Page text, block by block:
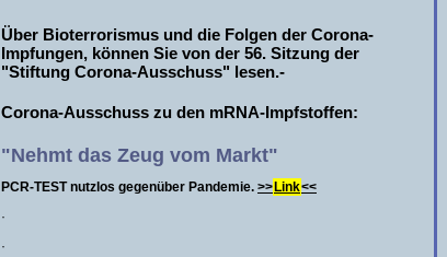
Über Bioterrorismus und die Folgen der Corona-
Impfungen, können Sie von der 56. Sitzung der
"Stiftung Corona-Ausschuss" lesen.-
Corona-Ausschuss zu den mRNA-Impfstoffen:
"Nehmt das Zeug vom Markt"
PCR-TEST nutzlos gegenüber Pandemie. >> Link<<
·
·